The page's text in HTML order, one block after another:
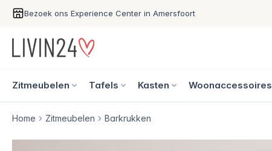
Bezoek ons Experience Center in Amersfoort
Zitmeubelen Tafels Kasten Woonaccessoires
Home Zitmeubelen Barkrukken